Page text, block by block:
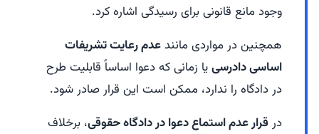
وجود مانع قانونی برای رسیدگی اشاره کرد.
همچنین در مواردی مانندعدم رعایت تشریفات
اساسی دادرسییا زمانی که دعوا اساساً قابلیت طرح
در دادگاه را ندارد، ممکن است این قرار صادر شود.
در قرار عدم استماع دعوا در دادگاه حقوقی، برخلاف